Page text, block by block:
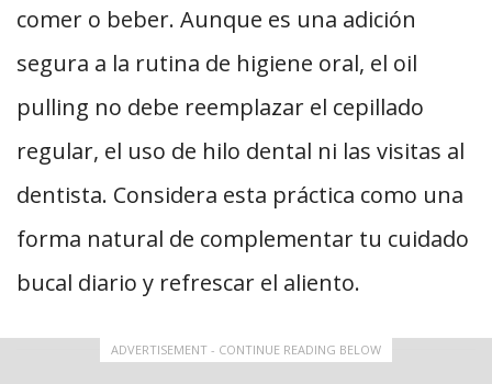
comer o beber. Aunque es una adición
segura a la rutina de higiene oral, el oil
pulling no debe reemplazar el cepillado
regular, el uso de hilo dental ni las visitas al
dentista. Considera esta práctica como una
forma natural de complementar tu cuidado
bucal diario y refrescar el aliento.
ADVERTISEMENT - CONTINUE READING BELOW